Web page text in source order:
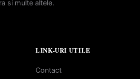
si multe altele.
LINK-URI UTILE
Contact